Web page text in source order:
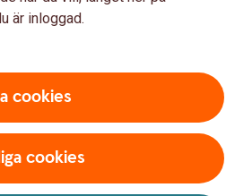
är inloggad.
cookies
cookies